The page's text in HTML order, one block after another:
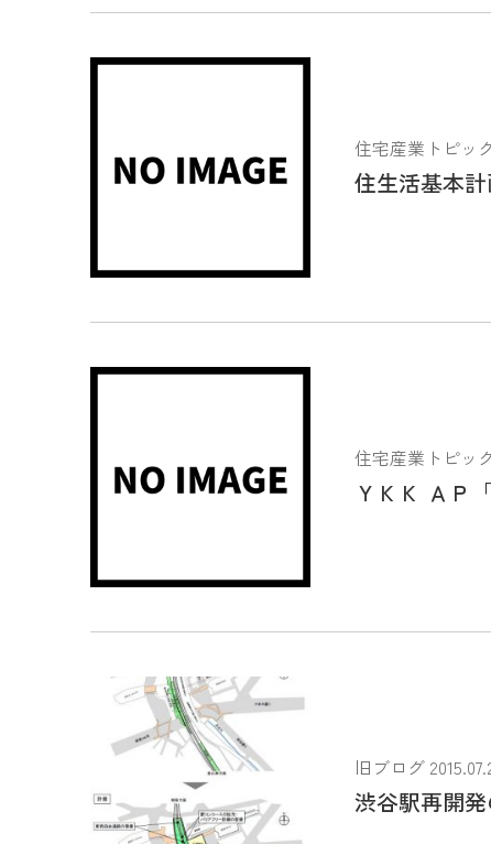
住宅産業トピッ
住生活基本
住宅産業トピッ
ＹＫＫ ＡＰ
旧ブログ
渋谷駅再開